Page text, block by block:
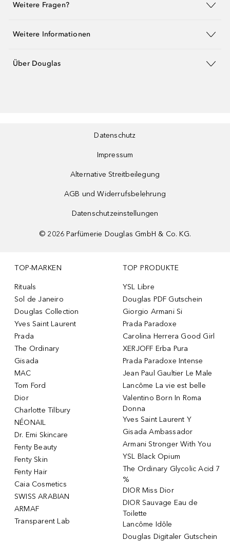
Weitere Fragen?
Weitere Informationen
Über Douglas
Datenschutz
Impressum
Alternative Streitbeilegung
AGB und Widerrufsbelehrung
Datenschutzeinstellungen
© 2026 Parfümerie Douglas GmbH & Co. KG.
TOP-MARKEN
Rituals
Sol de Janeiro
Douglas Collection
Yves Saint Laurent
Prada
The Ordinary
Gisada
MAC
Tom Ford
Dior
Charlotte Tilbury
NÉONAIL
Dr. Emi Skincare
Fenty Beauty
Fenty Skin
Fenty Hair
Caia Cosmetics
SWISS ARABIAN
ARMAF
Transparent Lab
TOP PRODUKTE
YSL Libre
Douglas PDF Gutschein
Giorgio Armani Si
Prada Paradoxe
Carolina Herrera Good Girl
XERJOFF Erba Pura
Prada Paradoxe Intense
Jean Paul Gaultier Le Male
Lancôme La vie est belle
Valentino Born In Roma
Donna
Yves Saint Laurent Y
Gisada Ambassador
Armani Stronger With You
YSL Black Opium
The Ordinary Glycolic Acid 7
%
DIOR Miss Dior
DIOR Sauvage Eau de
Toilette
Lancôme Idôle
Douglas Digitaler Gutschein